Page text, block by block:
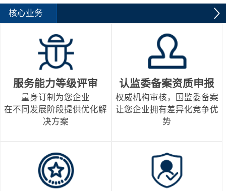
核心业务
服务能力等级评审
量身订制为您企业
在不同发展阶段提供优化解
决方案
认监委备案资质申报
权威机构审核，国监委备案
让您企业拥有差异化竞争优
势